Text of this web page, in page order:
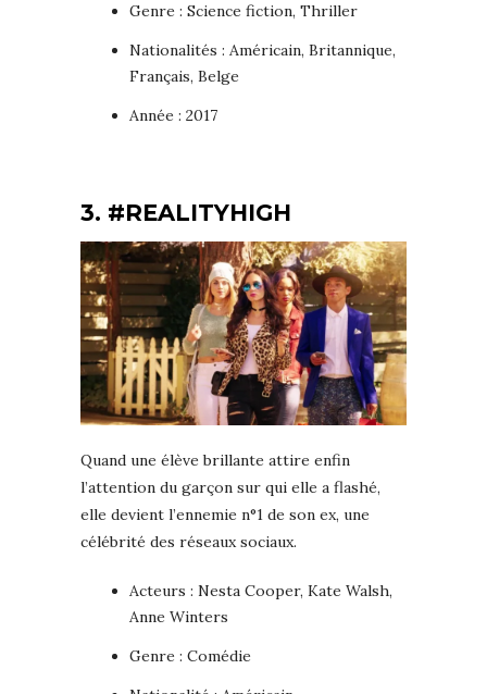
Genre : Science fiction, Thriller
Nationalités : Américain, Britannique,
Français, Belge
Année : 2017
3. #REALITYHIGH
Quand une élève brillante attire enfin
l’attention du garçon sur qui elle a flashé,
elle devient l’ennemie n°1 de son ex, une
célébrité des réseaux sociaux.
Acteurs : Nesta Cooper, Kate Walsh,
Anne Winters
Genre : Comédie